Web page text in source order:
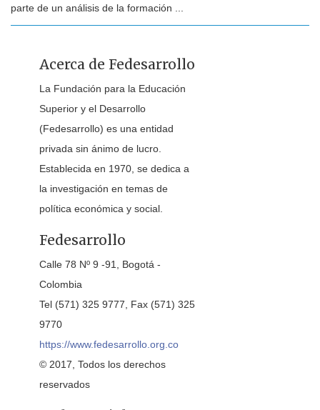
parte de un análisis de la formación ...
Acerca de Fedesarrollo
La Fundación para la Educación
Superior y el Desarrollo
(Fedesarrollo) es una entidad
privada sin ánimo de lucro.
Establecida en 1970, se dedica a
la investigación en temas de
política económica y social.
Fedesarrollo
Calle 78 Nº 9 -91, Bogotá -
Colombia
Tel (571) 325 9777, Fax (571) 325
9770
https://www.fedesarrollo.org.co
© 2017, Todos los derechos
reservados